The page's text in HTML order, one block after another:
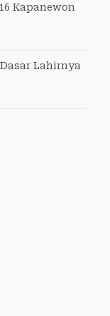
Kapanewon
Lahirnya